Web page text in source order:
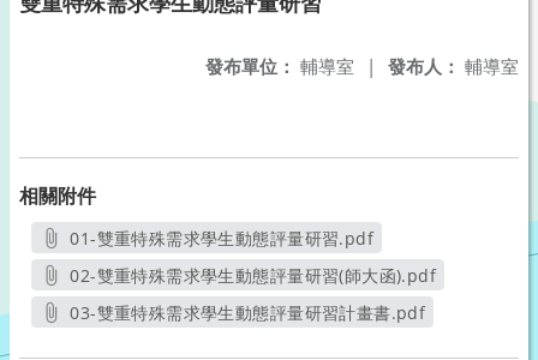
發布人： 輔導室
發布單位： 輔導室 |
相關附件
01-雙重特殊需求學生動態評量研習.pdf
另開新視窗
02-雙重特殊需求學生動態評量研習(師大函).pdf
另開新視窗
03-雙重特殊需求學生動態評量研習計畫書.pdf